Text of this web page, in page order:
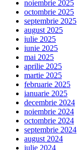
noiembrie 2025
octombrie 2025
septembrie 2025
august 2025
iulie 2025
iunie 2025
mai 2025
aprilie 2025
martie 2025
februarie 2025
ianuarie 2025
decembrie 2024
noiembrie 2024
octombrie 2024
septembrie 2024
august 2024
iulie 2024